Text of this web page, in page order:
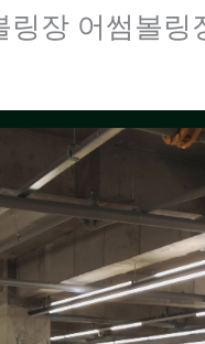
링장 어썸볼링